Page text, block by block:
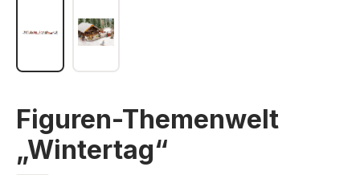
Figuren-Themenwelt
„Wintertag“